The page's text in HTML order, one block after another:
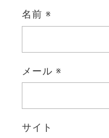
名前※
メール※
サイト